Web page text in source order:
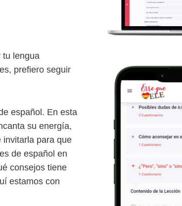
lengua
prefiero seguir
español. En esta
su energía,
invitarla para que
de español en
consejos tiene
estamos con